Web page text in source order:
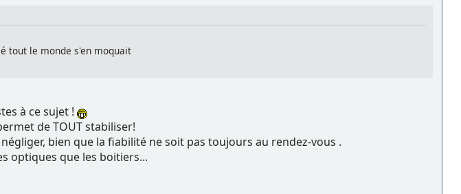
tout le monde s'en moquait
à ce sujet !
de TOUT stabiliser!
bien que la fiabilité ne soit pas toujours au rendez-vous .
optiques que les boitiers...